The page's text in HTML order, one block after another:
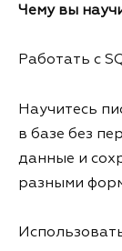
Чему вы
Работать с
Научитесь
в базе без
данные и
разными